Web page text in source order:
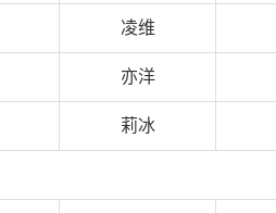
凌维
亦洋
莉冰